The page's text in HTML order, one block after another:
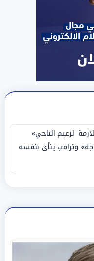
الزعيم الناجي»
وترامب ينأى بنفسه